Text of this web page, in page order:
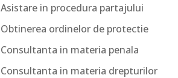
Asistare in procedura partajului
Obtinerea ordinelor de protectie
Consultanta in materia penala
Consultanta in materia drepturilor